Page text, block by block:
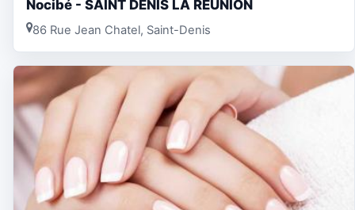
Nocibé - SAINT DENIS LA REUNION
86 Rue Jean Chatel, Saint-Denis